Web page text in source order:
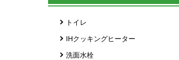
トイレ
IHクッキングヒーター
洗面水栓